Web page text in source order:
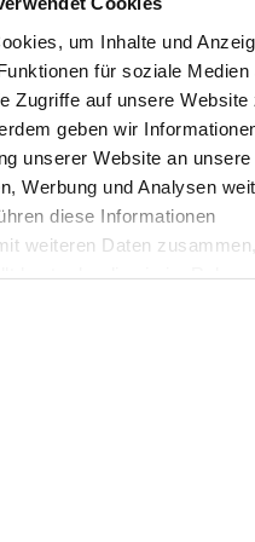
um Inhalte und
für soziale Medien
Zugriffe auf unsere Website
geben wir
unserer Website an
Werbung und Analysen
diese Informationen
weiteren Daten
Micro Suburb
Reloaded
CHF 219.90
1Bewertungen